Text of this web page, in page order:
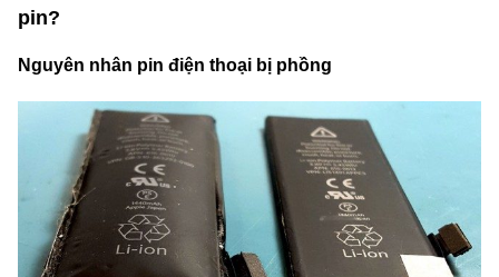
pin?
Nguyên nhân pin điện thoại bị phồng